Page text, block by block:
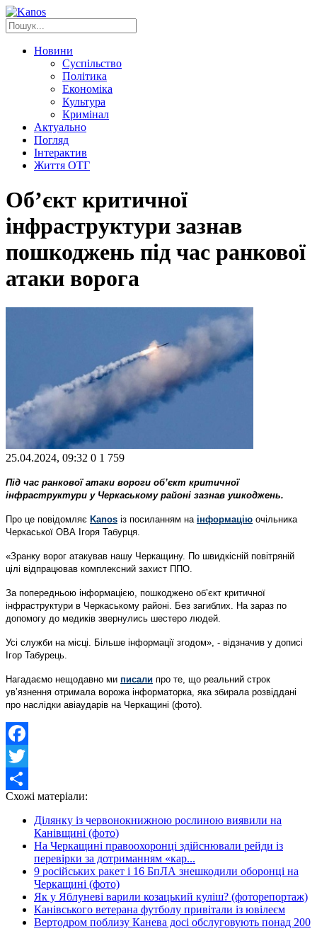
Новини
Суспільство
Політика
Економіка
Культура
Кримінал
Актуально
Погляд
Інтерактив
Життя ОТГ
Об’єкт критичної
інфраструктури зазнав
пошкоджень під час ранкової
атаки ворога
25.04.2024, 09:32 0 1 759
Під час ранкової атаки вороги об’єкт критичної
інфраструктури у Черкаському районі зазнав ушкоджень.
Про це повідомляє Kanos із посиланням на інформацію очільника
Черкаської ОВА Ігоря Табурця.
«Зранку ворог атакував нашу Черкащину. По швидкісній повітряній
цілі відпрацював комплексний захист ППО.
За попередньою інформацією, пошкоджено об’єкт критичної
інфраструктури в Черкаському районі. Без загиблих. На зараз по
допомогу до медиків звернулись шестеро людей.
Усі служби на місці. Більше інформації згодом», - відзначив у дописі
Ігор Табурець.
Нагадаємо нещодавно ми писали про те, що реальний строк
ув’язнення отримала ворожа інформаторка, яка збирала розвіддані
про наслідки авіаударів на Черкащині (фото).
Facebook
Twitter
Share
Схожі матеріали:
Ділянку із червонокнижною рослиною виявили на
Канівщині (фото)
На Черкащині правоохоронці здійснювали рейди із
перевірки за дотриманням «кар...
9 російських ракет і 16 БпЛА знешкодили оборонці на
Черкащині (фото)
Як у Яблуневі варили козацький куліш? (фоторепортаж)
Канівського ветерана футболу привітали із ювілеєм
Вертодром поблизу Канева досі обслуговують понад 200